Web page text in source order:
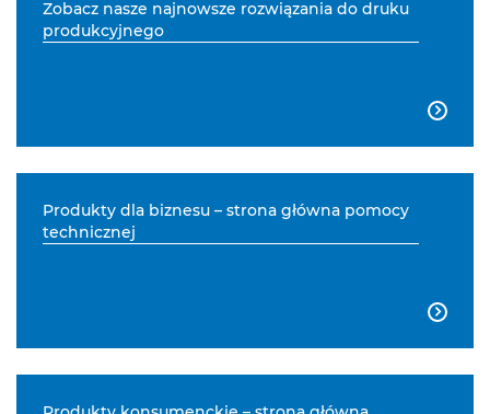
Zobacz nasze najnowsze rozwiązania do druku
produkcyjnego

Produkty dla biznesu – strona główna pomocy
technicznej
